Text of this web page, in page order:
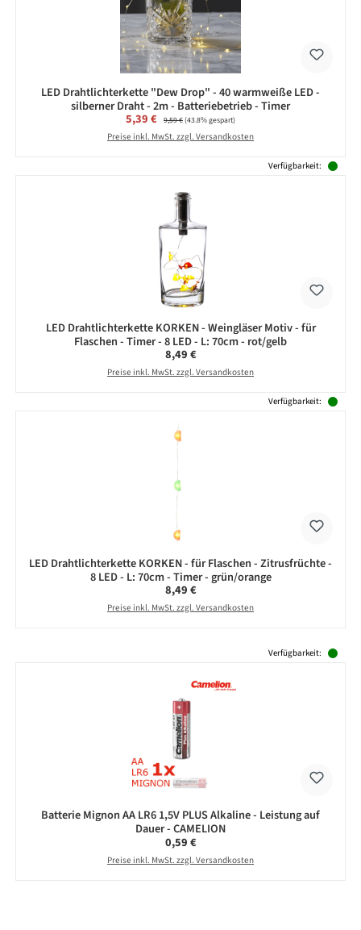
LED Drahtlichterkette "Dew Drop" - 40 warmweiße LED -
silberner Draht - 2m - Batteriebetrieb - Timer
Verkaufspreis:
5,39 € Regulärer Preis:
9,59 €(43.8% gespart)
Preise inkl. MwSt. zzgl. Versandkosten
Verfügbarkeit:
LED Drahtlichterkette KORKEN - Weingläser Motiv - für
Flaschen - Timer - 8 LED - L: 70cm - rot/gelb
Regulärer Preis:
8,49 €
Preise inkl. MwSt. zzgl. Versandkosten
Verfügbarkeit:
LED Drahtlichterkette KORKEN - für Flaschen - Zitrusfrüchte -
8 LED - L: 70cm - Timer - grün/orange
Regulärer Preis:
8,49 €
Preise inkl. MwSt. zzgl. Versandkosten
Verfügbarkeit:
Batterie Mignon AA LR6 1,5V PLUS Alkaline - Leistung auf
Dauer - CAMELION
Regulärer Preis:
0,59 €
Preise inkl. MwSt. zzgl. Versandkosten